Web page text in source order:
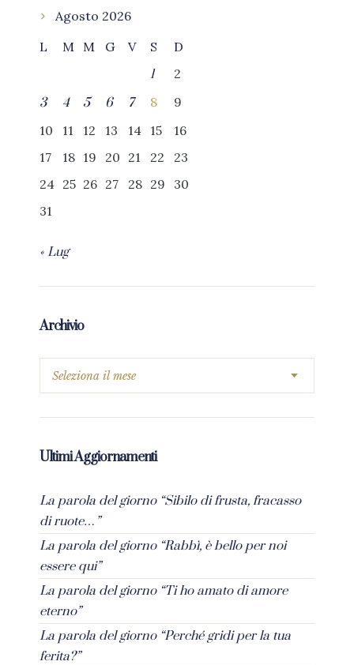
Agosto 2026
L
M M G V S
D
1
2
3
4 5 6 7 8
9
10
11 12 13 14 15
16
17
18 19 20 21 22
23
24 25 26 27 28 29
30
31
« Lug
Archivio
Ultimi Aggiornamenti
La parola del giorno “Sibilo di frusta, fracasso
di ruote…”
La parola del giorno “Rabbì, è bello per noi
essere qui”
La parola del giorno “Ti ho amato di amore
eterno”
La parola del giorno “Perché gridi per la tua
ferita?”